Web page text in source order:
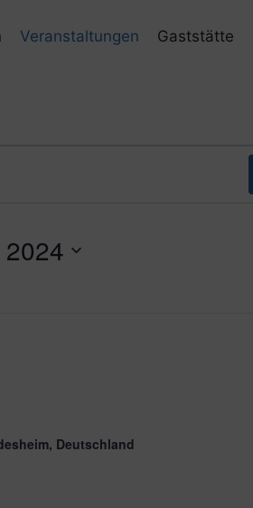
Veranstaltungen Gaststätte
Deutschland